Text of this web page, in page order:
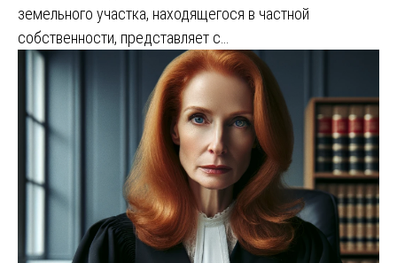
земельного участка, находящегося в частной
собственности, представляет с…